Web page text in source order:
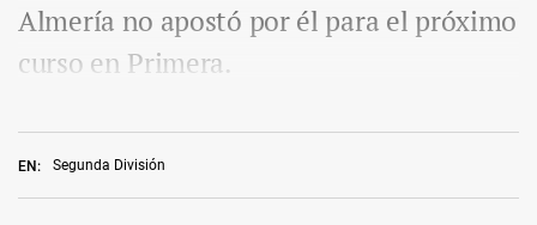
EN: Segunda División
Almería no apostó por él para el próximo
curso en Primera.